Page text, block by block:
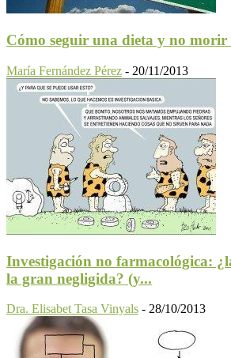
Cómo seguir una dieta y no morir
María Fernández Pérez - 20/11/2013
Investigación no farmacológica:
la gran negligida? (y...
Dra. Elisabet Tasa Vinyals - 28/10/2013